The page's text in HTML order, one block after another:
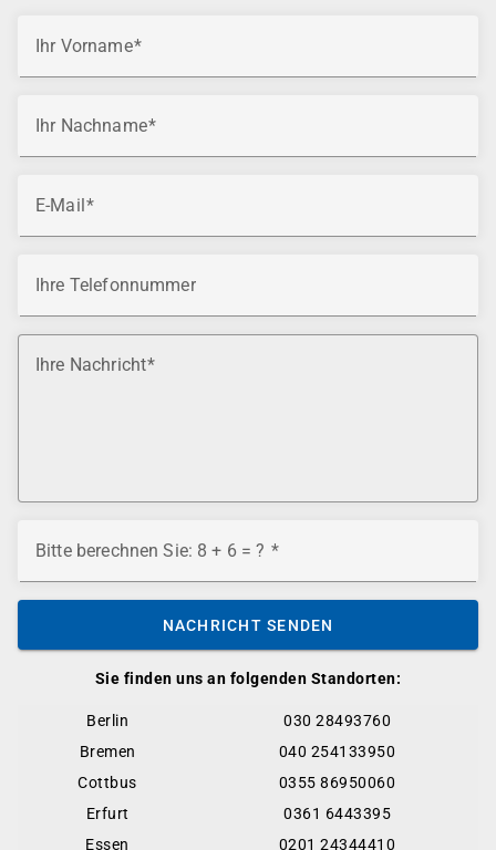
Sie finden uns an folgenden Standorten:
Berlin
030 28493760
Bremen
040 254133950
Cottbus
0355 86950060
Erfurt
0361 6443395
Essen
0201 24344410
Ihr Vorname
Ihr Nachname
E-Mail
Ihre Telefonnummer
Ihre Nachricht
Bitte berechnen Sie: 8 + 6 = ?
NACHRICHT SENDEN